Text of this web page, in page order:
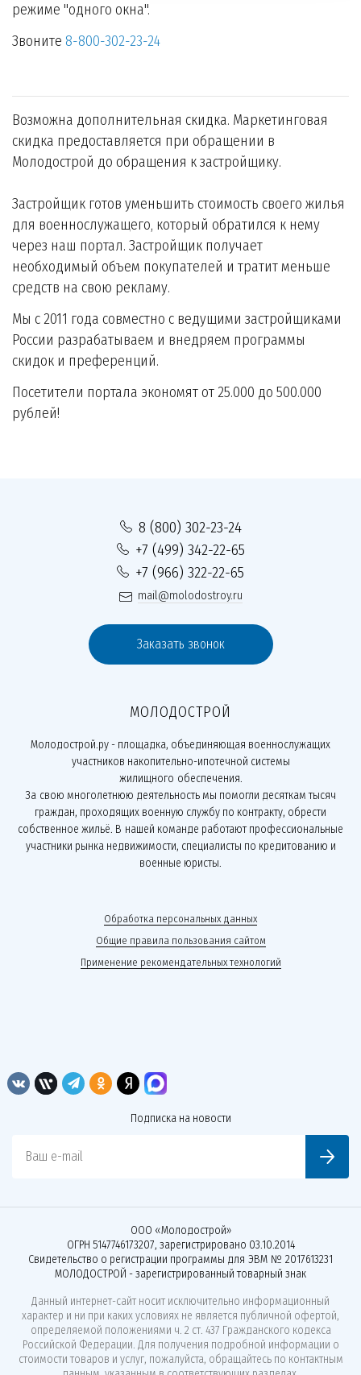
режиме "одного окна".
Звоните 8-800-302-23-24
Возможна дополнительная скидка. Маркетинговая
скидка предоставляется при обращении в
Молодострой до обращения к застройщику.
Застройщик готов уменьшить стоимость своего жилья
для военнослужащего, который обратился к нему
через наш портал. Застройщик получает
необходимый объем покупателей и тратит меньше
средств на свою рекламу.
Мы с 2011 года совместно с ведущими застройщиками
России разрабатываем и внедряем программы
скидок и преференций.
Посетители портала экономят от 25.000 до 500.000
рублей!
8 (800) 302-23-24
+7 (499) 342-22-65
+7 (966) 322-22-65
mail@molodostroy.ru
Заказать звонок
МОЛОДОСТРОЙ
Молодострой.ру - площадка, объединяющая военнослужащих
участников накопительно-ипотечной системы
жилищного обеспечения.
За свою многолетнюю деятельность мы помогли десяткам тысяч
граждан, проходящих военную службу по контракту, обрести
собственное жильё. В нашей команде работают профессиональные
участники рынка недвижимости, специалисты по кредитованию и
военные юристы.
Обработка персональных данных
Общие правила пользования сайтом
Применение рекомендательных технологий
Подписка на новости
Ваш e-mail
ООО «Молодострой»
ОГРН 5147746173207, зарегистрировано 03.10.2014
Свидетельство о регистрации программы для ЭВМ № 2017613231
МОЛОДОСТРОЙ - зарегистрированный товарный знак
Данный интернет-сайт носит исключительно информационный
характер и ни при каких условиях не является публичной офертой,
определяемой положениями ч. 2 ст. 437 Гражданского кодекса
Российской Федерации. Для получения подробной информации о
стоимости товаров и услуг, пожалуйста, обращайтесь по контактным